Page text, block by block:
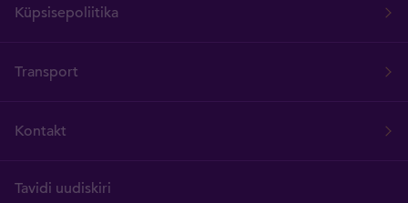
Küpsisepoliitika
Transport
Kontakt
Tavidi uudiskiri